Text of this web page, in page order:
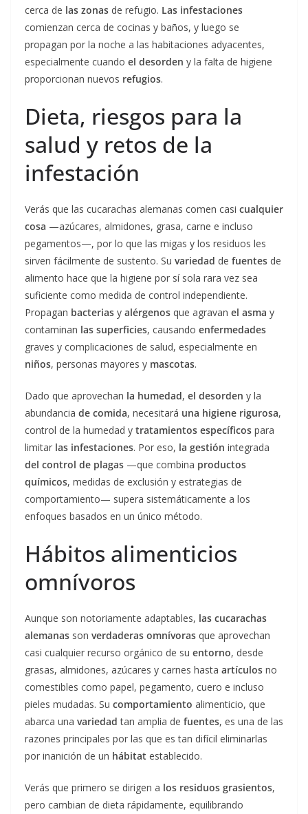
cerca de las zonas de refugio. Las infestaciones
comienzan cerca de cocinas y baños, y luego se
propagan por la noche a las habitaciones adyacentes,
especialmente cuando el desorden y la falta de higiene
proporcionan nuevos refugios.
Dieta, riesgos para la
salud y retos de la
infestación
Verás que las cucarachas alemanas comen casi cualquier
cosa —azúcares, almidones, grasa, carne e incluso
pegamentos—, por lo que las migas y los residuos les
sirven fácilmente de sustento. Su variedad de fuentes de
alimento hace que la higiene por sí sola rara vez sea
suficiente como medida de control independiente.
Propagan bacterias y alérgenos que agravan el asma y
contaminan las superficies, causando enfermedades
graves y complicaciones de salud, especialmente en
niños, personas mayores y mascotas.
Dado que aprovechan la humedad, el desorden y la
abundancia de comida, necesitará una higiene rigurosa,
control de la humedad y tratamientos específicos para
limitar las infestaciones. Por eso, la gestión integrada
del control de plagas —que combina productos
químicos, medidas de exclusión y estrategias de
comportamiento— supera sistemáticamente a los
enfoques basados en un único método.
Hábitos alimenticios
omnívoros
Aunque son notoriamente adaptables, las cucarachas
alemanas son verdaderas omnívoras que aprovechan
casi cualquier recurso orgánico de su entorno, desde
grasas, almidones, azúcares y carnes hasta artículos no
comestibles como papel, pegamento, cuero e incluso
pieles mudadas. Su comportamiento alimenticio, que
abarca una variedad tan amplia de fuentes, es una de las
razones principales por las que es tan difícil eliminarlas
por inanición de un hábitat establecido.
Verás que primero se dirigen a los residuos grasientos,
pero cambian de dieta rápidamente, equilibrando